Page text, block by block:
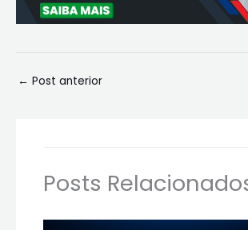
← Post anterior
Posts